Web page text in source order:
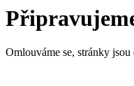
Omlouváme se, stránky jsou